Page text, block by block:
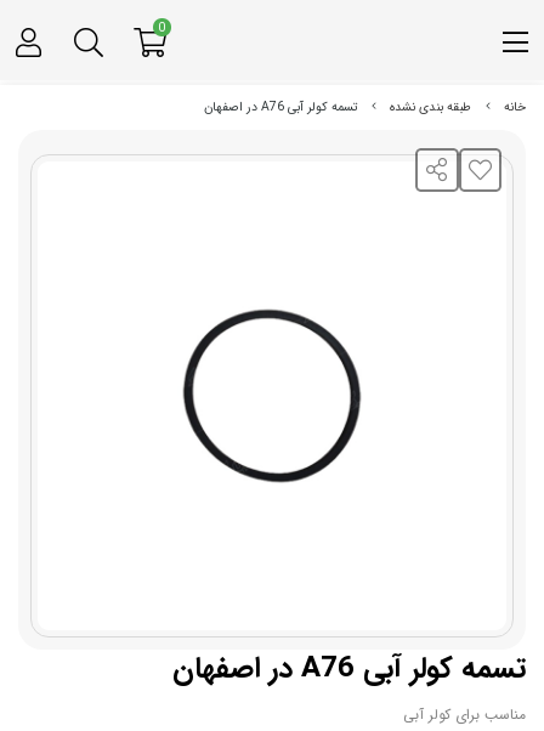
خانه طبقه بندی نشده تسمه کولر آبی A76 در اصفهان
تسمه کولر آبی A76 در اصفهان
مناسب برای کولر آبی
0